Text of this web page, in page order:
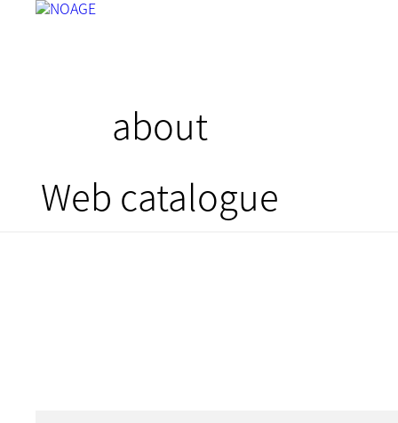
about
Web catalogue